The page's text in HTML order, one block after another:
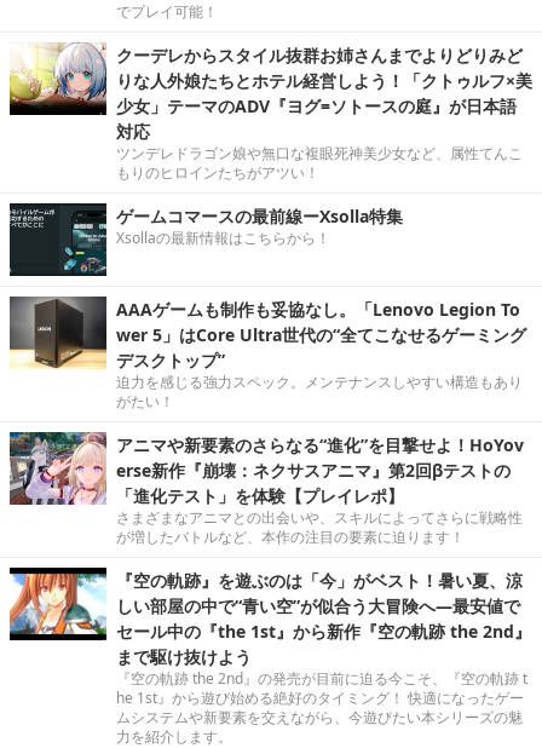
でプレイ可能！
クーデレからスタイル抜群お姉さんまでよりどりみど
りな人外娘たちとホテル経営しよう！「クトゥルフ×美
少女」テーマのADV『ヨグ=ソトースの庭』が日本語
対応
ツンデレドラゴン娘や無口な複眼死神美少女など、属性てんこ
もりのヒロインたちがアツい！
ゲームコマースの最前線ーXsolla特集
Xsollaの最新情報はこちらから！
AAAゲームも制作も妥協なし。「Lenovo Legion To
wer 5」はCore Ultra世代の“全てこなせるゲーミング
デスクトップ”
迫力を感じる強力スペック。メンテナンスしやすい構造もあり
がたい！
アニマや新要素のさらなる“進化”を目撃せよ！HoYov
erse新作『崩壊：ネクサスアニマ』第2回βテストの
「進化テスト」を体験【プレイレポ】
さまざまなアニマとの出会いや、スキルによってさらに戦略性
が増したバトルなど、本作の注目の要素に迫ります！
『空の軌跡』を遊ぶのは「今」がベスト！暑い夏、涼
しい部屋の中で“青い空”が似合う大冒険へ―最安値で
セール中の『the 1st』から新作『空の軌跡 the 2nd』
まで駆け抜けよう
『空の軌跡 the 2nd』の発売が目前に迫る今こそ、『空の軌跡 t
he 1st』から遊び始める絶好のタイミング！ 快適になったゲー
ムシステムや新要素を交えながら、今遊びたい本シリーズの魅
力を紹介します。